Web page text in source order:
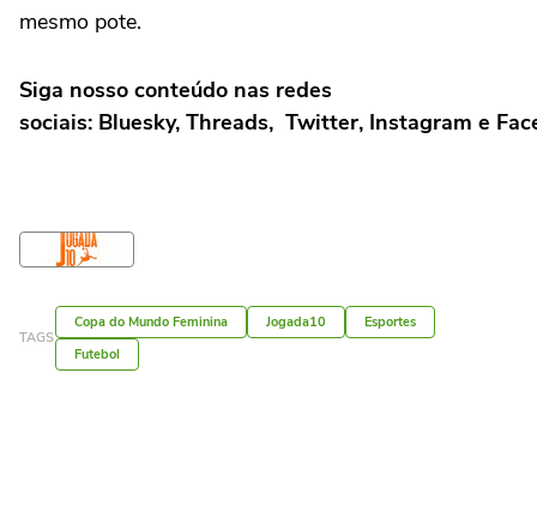
mesmo pote.
Siga nosso conteúdo nas redes
sociais: Bluesky, Threads, Twitter, Instagram e
TAGS
Copa do Mundo Feminina Jogada10
Esportes
Futebol